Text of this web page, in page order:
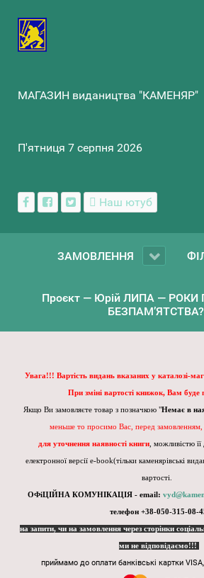
МАГАЗИН видаництва "КАМЕНЯР"
П'ятниця 7 серпня 2026
Наш ютуб
ЗАМОВЛЕННЯ
Проєкт — Юрій ЛИПА — РОКИ
Увага!!! Вартість видань вказаних у каталозі-
При зміні вартості книжок, Вам буде
Якщо Ви замовляєте товар з позначкою "Немає в
меньше то просимо Вас, перед замовленням,
для уточнення наявності книги , можливістю
електронної версії e-book(тільки каменярівські
вартості.
ОФіЦІЙНА КОМУНІКАЦІЯ - email:
телефон +38-050-315-08-
на запити, чи на замовлення через сторінки
ми не відповідаємо!!!
приймамо до оплати банківські картки